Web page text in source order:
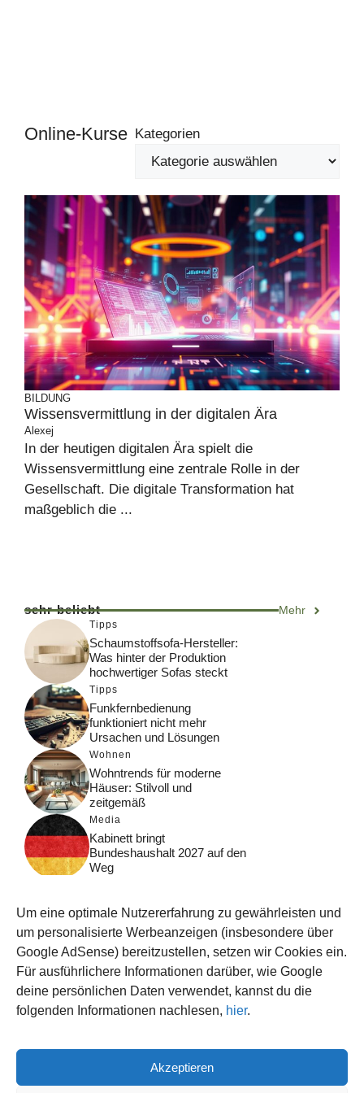
Um eine optimale Nutzererfahrung zu gewährleisten und
um personalisierte Werbeanzeigen (insbesondere über
Google AdSense) bereitzustellen, setzen wir Cookies ein.
Für ausführlichere Informationen darüber, wie Google
deine persönlichen Daten verwendet, kannst du die
folgenden Informationen nachlesen, hier.
Akzeptieren
Online-Kurse Kategorien
BILDUNG
Wissensvermittlung in der digitalen Ära
Alexej
In der heutigen digitalen Ära spielt die
Wissensvermittlung eine zentrale Rolle in der
Gesellschaft. Die digitale Transformation hat
maßgeblich die ...
sehr beliebt Mehr
Tipps
Schaumstoffsofa-Hersteller:
Was hinter der Produktion
hochwertiger Sofas steckt
Tipps
Funkfernbedienung
funktioniert nicht mehr
Ursachen und Lösungen
Wohnen
Wohntrends für moderne
Häuser: Stilvoll und
zeitgemäß
Media
Kabinett bringt
Bundeshaushalt 2027 auf den
Weg
Funktionsweise, Prozesse
und Rankinglogik
Computer
Wieso habe ich im moment
kein Internet?
© 2026 WISSEN123.DE
IMPRESSUM